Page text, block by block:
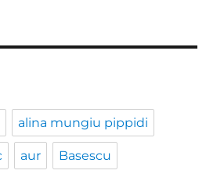
alina mungiu pippidi
aur Basescu